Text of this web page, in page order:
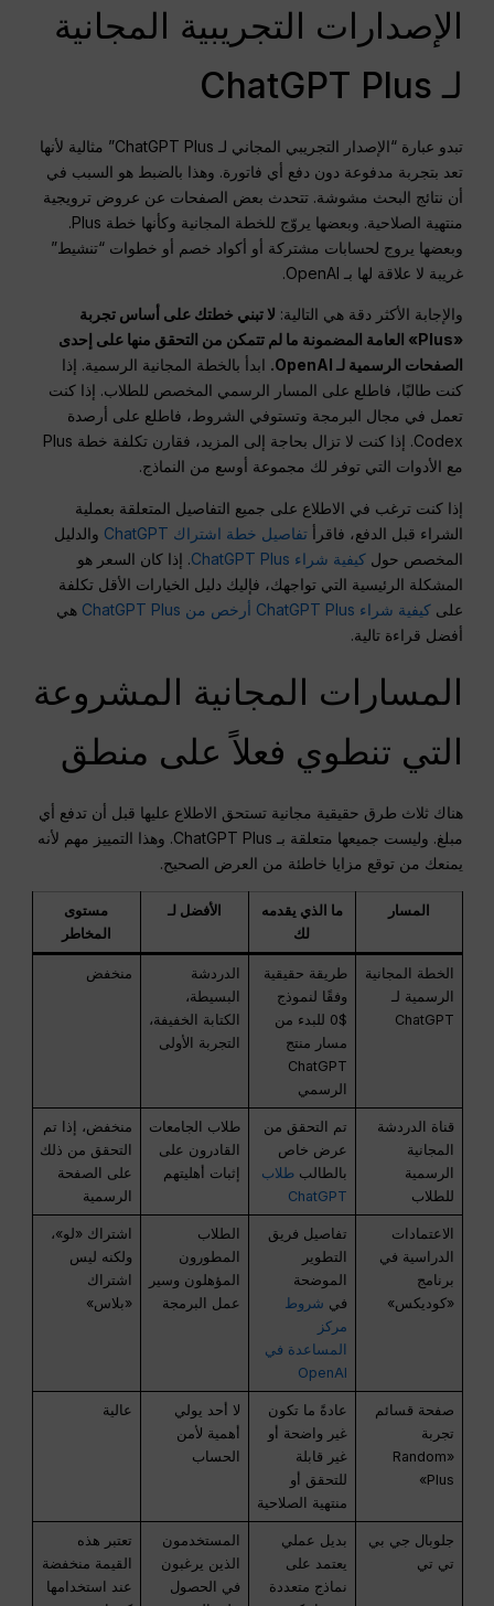
الإصدارات التجريبية المجانية
لـ ChatGPT Plus
تبدو عبارة “الإصدار التجريبي المجاني لـ ChatGPT Plus” مثالية لأنها
تعد بتجربة مدفوعة دون دفع أي فاتورة. وهذا بالضبط هو السبب في
أن نتائج البحث مشوشة. تتحدث بعض الصفحات عن عروض ترويجية
منتهية الصلاحية. وبعضها يروّج للخطة المجانية وكأنها خطة Plus.
وبعضها يروج لحسابات مشتركة أو أكواد خصم أو خطوات “تنشيط”
غريبة لا علاقة لها بـ OpenAI.
والإجابة الأكثر دقة هي التالية: لا تبني خطتك على أساس تجربة
«Plus» العامة المضمونة ما لم تتمكن من التحقق منها على إحدى
الصفحات الرسمية لـ OpenAI.
ابدأ بالخطة المجانية الرسمية. إذا
كنت طالبًا، فاطلع على المسار الرسمي المخصص للطلاب. إذا كنت
تعمل في مجال البرمجة وتستوفي الشروط، فاطلع على أرصدة
Codex. إذا كنت لا تزال بحاجة إلى المزيد، فقارن تكلفة خطة Plus
مع الأدوات التي توفر لك مجموعة أوسع من النماذج.
إذا كنت ترغب في الاطلاع على جميع التفاصيل المتعلقة بعملية
الشراء قبل الدفع، فاقرأتفاصيل خطة اشتراك ChatGPT
والدليل
المخصص حولكيفية شراء ChatGPT Plus
. إذا كان السعر هو
المشكلة الرئيسية التي تواجهك، فإليك دليل الخيارات الأقل تكلفة
علىكيفية شراء ChatGPT Plus أرخص من ChatGPT Plus
هي
أفضل قراءة تالية.
المسارات المجانية المشروعة
التي تنطوي فعلاً على منطق
هناك ثلاث طرق حقيقية مجانية تستحق الاطلاع عليها قبل أن تدفع أي
مبلغ. وليست جميعها متعلقة بـ ChatGPT Plus. وهذا التمييز مهم لأنه
يمنعك من توقع مزايا خاطئة من العرض الصحيح.
المسار
ما الذي يقدمه
لك
الأفضل لـ
مستوى
المخاطر
الخطة المجانية
الرسمية لـ
ChatGPT
طريقة حقيقية
وفقًا لنموذج
$0 للبدء من
مسار منتج
ChatGPT
الرسمي
الدردشة
البسيطة،
الكتابة الخفيفة،
التجربة الأولى
منخفض
قناة الدردشة
المجانية
الرسمية
للطلاب
تم التحقق من
عرض خاص
بالطالب طلاب
ChatGPT
طلاب الجامعات
القادرون على
إثبات أهليتهم
منخفض، إذا تم
التحقق من ذلك
على الصفحة
الرسمية
الاعتمادات
الدراسية في
برنامج
«كوديكس»
تفاصيل فريق
التطوير
الموضحة
في شروط
مركز
المساعدة في
OpenAI
الطلاب
المطورون
المؤهلون وسير
عمل البرمجة
اشتراك «لو»،
ولكنه ليس
اشتراك
«بلاس»
صفحة قسائم
تجربة
«Random
Plus»
عادةً ما تكون
غير واضحة أو
غير قابلة
للتحقق أو
منتهية الصلاحية
لا أحد يولي
أهمية لأمن
الحساب
عالية
جلوبال جي بي
تي تي
بديل عملي
يعتمد على
نماذج متعددة
المستخدمون
الذين يرغبون
في الحصول
تعتبر هذه
القيمة منخفضة
عند استخدامها